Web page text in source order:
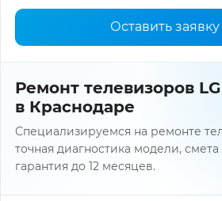
Оставить заявку
Ремонт телевизоров
в Краснодаре
Специализируемся на ремонте
точная диагностика модели,
гарантия до 12 месяцев.